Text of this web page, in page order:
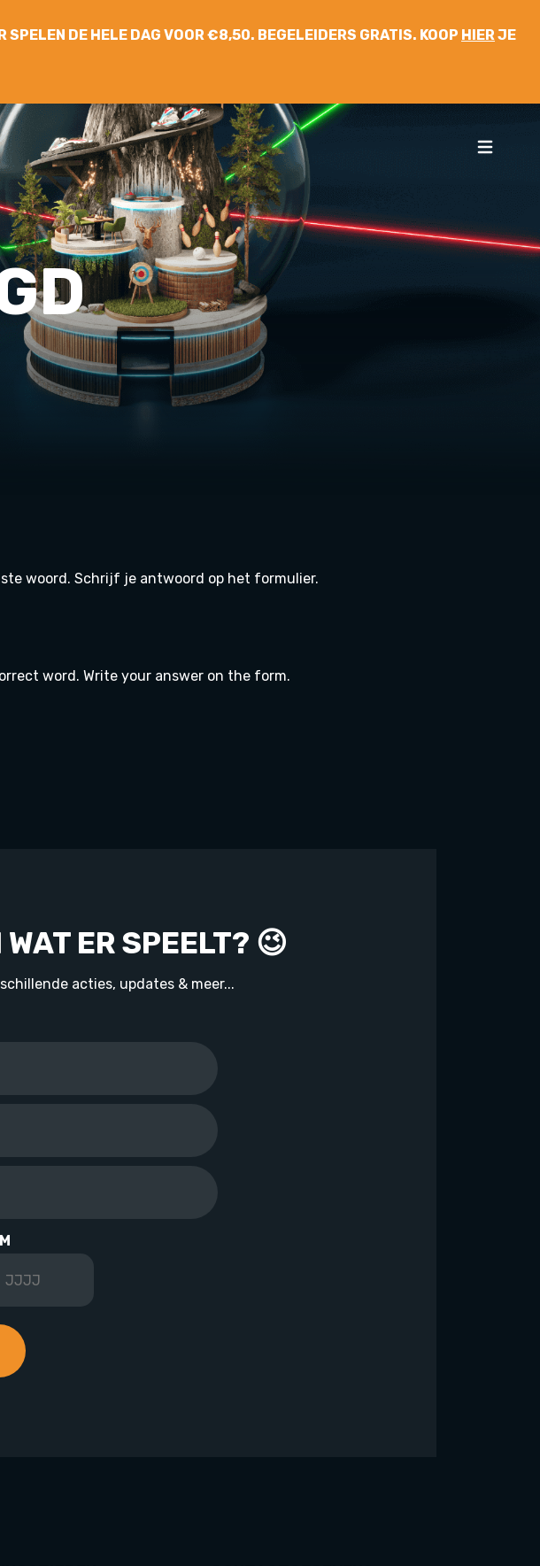
DE HELE DAG VOOR €8,50. BEGELEIDERS GRATIS. KOOP HIERJE
woord. Schrijf je antwoord op het formulier.
word. Write your answer on the form.
ER SPEELT? 😉
acties, updates & meer...